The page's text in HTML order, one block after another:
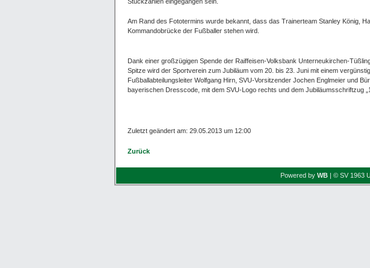
Am Rand des Fototermins wurde bekannt, dass das Trainerteam Stanley König,
Kommandobrücke der Fußballer stehen wird.
Dank einer großzügigen Spende der Raiffeisen-Volksbank Unterneukirchen-
Spitze wird der Sportverein zum Jubiläum vom 20. bis 23. Juni mit einem
Fußballabteilungsleiter Wolfgang Hirn, SVU-Vorsitzender Jochen Englmeier und
bayerischen Dresscode, mit dem SVU-Logo rechts und dem Jubiläumsschriftzug
Zuletzt geändert am: 29.05.2013 um 12:00
Zurück
Powered by WB | © SV 1963